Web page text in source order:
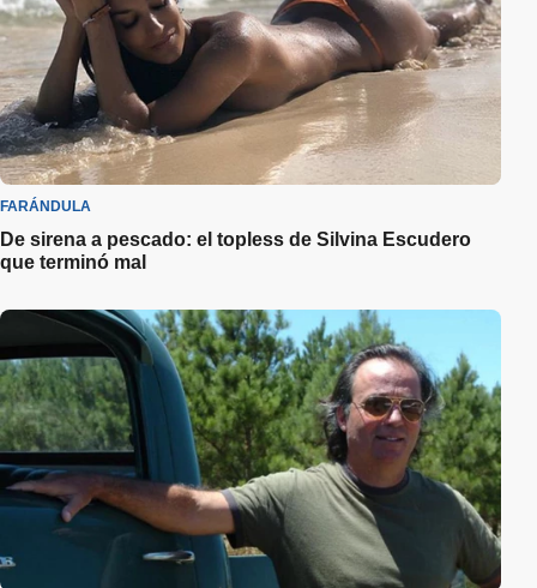
FARÁNDULA
De sirena a pescado: el topless de Silvina Escudero
que terminó mal